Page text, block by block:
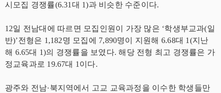
시모집 경쟁률(6.31대 1)과 비슷한 수준이다.
12일 전남대에 따르면 모집인원이 가장 많은 ‘학생부교과(일
반)’전형은 1,182명 모집에 7,890명이 지원해 6.68대 1(지난
해 6.65대 1)의 경쟁률을 보였다. 해당 전형 최고 경쟁률은 가
정교육과로 19.67대 1이다.
광주와 전남·북지역에서 고교 교육과정을 이수한 학생들만